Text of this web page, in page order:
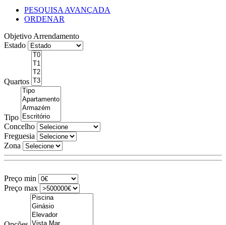
PESQUISA AVANÇADA
ORDENAR
Objetivo Arrendamento
Estado
Quartos
Tipo
Concelho
Freguesia
Zona
Preço min
Preço max